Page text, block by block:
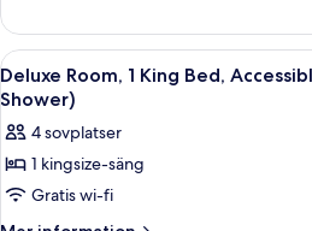
Floor)
-
flera
sängar
(High
Öppna
alla
foton
för
Deluxe
Room,
Ett
6
Deluxe Room, 1 King Bed,
Shower)
4 sovplatser
1 kingsize-säng
Gratis wi-fi